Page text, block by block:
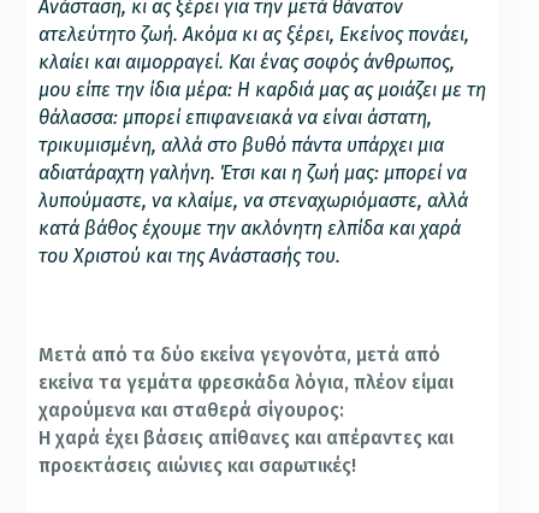
Ανάσταση, κι ας ξέρει για την μετά θάνατον
ατελεύτητο ζωή. Ακόμα κι ας ξέρει, Εκείνος πονάει,
κλαίει και αιμορραγεί. Και ένας σοφός άνθρωπος,
μου είπε την ίδια μέρα: Η καρδιά μας ας μοιάζει με τη
θάλασσα: μπορεί επιφανειακά να είναι άστατη,
τρικυμισμένη, αλλά στο βυθό πάντα υπάρχει μια
αδιατάραχτη γαλήνη. Έτσι και η ζωή μας: μπορεί να
λυπούμαστε, να κλαίμε, να στεναχωριόμαστε, αλλά
κατά βάθος έχουμε την ακλόνητη ελπίδα και χαρά
του Χριστού και της Ανάστασής του.
Μετά από τα δύο εκείνα γεγονότα, μετά από
εκείνα τα γεμάτα φρεσκάδα λόγια, πλέον είμαι
χαρούμενα και σταθερά σίγουρος:
Η χαρά έχει βάσεις απίθανες και απέραντες και
προεκτάσεις αιώνιες και σαρωτικές!